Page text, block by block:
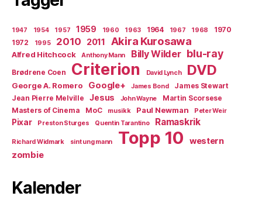
1947 1954 1957 1959 1960 1963 1964 1967 1968
1970
1972
1995 2010 2011 Akira Kurosawa
Alfred Hitchcock Anthony Mann Billy Wilder blu-ray
Brødrene Coen Criterion David Lynch DVD
George A. Romero Google+ James Bond
James Stewart
Jean Pierre Melville
Jesus John Wayne
Martin Scorsese
Masters of Cinema
MoC musikk Paul Newman Peter Weir
Pixar Preston Sturges Quentin Tarantino Ramaskrik
Richard Widmark sint ung mann Topp 10
western
zombie
Kalender